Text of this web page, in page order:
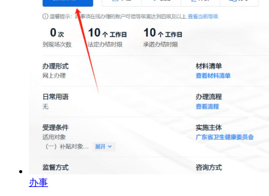
办事